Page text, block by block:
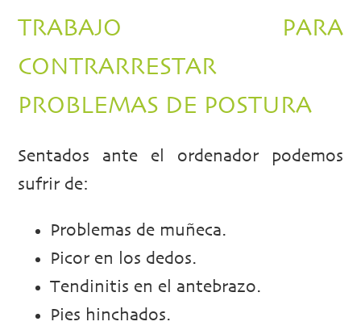
TRABAJO PARA
CONTRARRESTAR
PROBLEMAS DE POSTURA
Sentados ante el ordenador podemos
sufrir de:
Problemas de muñeca.
Picor en los dedos.
Tendinitis en el antebrazo.
Pies hinchados.